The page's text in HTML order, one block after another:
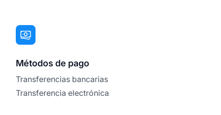
Métodos de pago
Transferencias bancarias
Transferencia electrónica